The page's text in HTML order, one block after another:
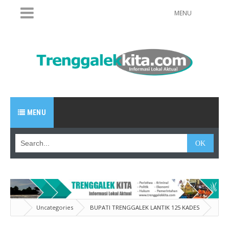
MENU
MENU
Uncategories BUPATI TRENGGALEK LANTIK 125 KADES